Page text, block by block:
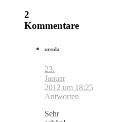
2
Kommentare
ursula
23.
Januar
2012 um 18:25
Antworten
Sehr